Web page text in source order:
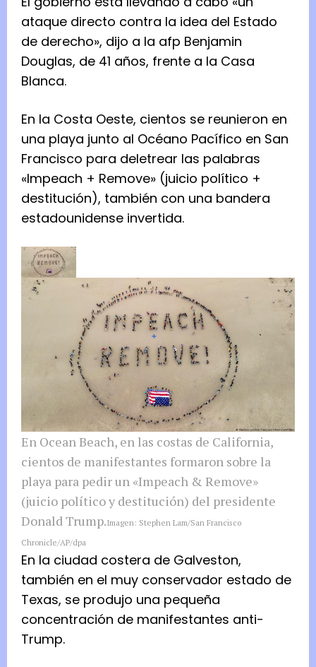
ataque directo contra la idea del Estado
de derecho», dijo a la afp Benjamin
Douglas, de 41 años, frente a la Casa
Blanca.
En la Costa Oeste, cientos se reunieron en
una playa junto al Océano Pacífico en San
Francisco para deletrear las palabras
«Impeach + Remove» (juicio político +
destitución), también con una bandera
estadounidense invertida.
En Ocean Beach, en las costas de California,
cientos de manifestantes formaron sobre la
playa para pedir un «Impeach & Remove»
(juicio político y destitución) del presidente
Donald Trump.Imagen: Stephen Lam/San Francisco
Chronicle/AP/dpa
En la ciudad costera de Galveston,
también en el muy conservador estado de
Texas, se produjo una pequeña
concentración de manifestantes anti-
Trump.